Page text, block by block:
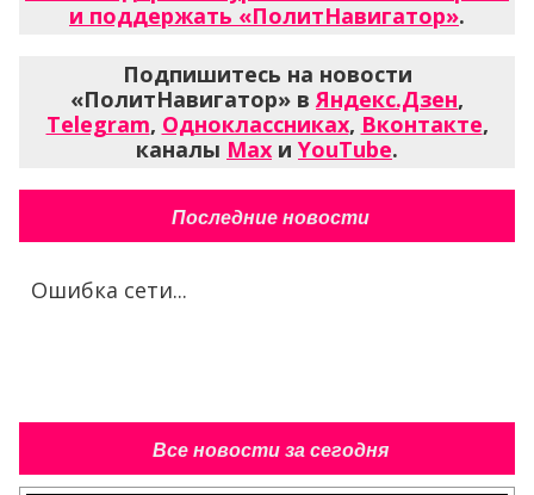
и поддержать «ПолитНавигатор».
Подпишитесь на новости
«ПолитНавигатор» вЯндекс.Дзен,
Telegram, Одноклассниках, Вконтакте,
каналы Max и YouTube.
Последние новости
Ошибка сети...
Все новости за сегодня